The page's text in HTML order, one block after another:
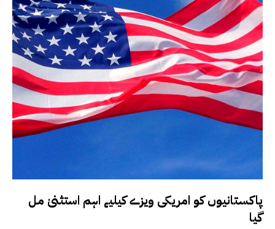
پاکستانیوں کو امریکی ویزے کیلیے اہم استثنیٰ مل
گیا